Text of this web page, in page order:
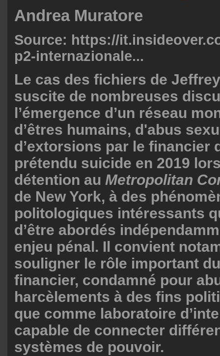
Andrea Muratore
Source: https://
p2-internazionale...
Le cas des fichiers de
suscite de nombreuses
l’émergence d’un réseau
d’êtres humains, d'abus
d’extorsions par le financier
prétendu suicide en 2019
détention au Metropolitan
de New York, à des
politologiques intéressants
d’être abordés
enjeu pénal. Il convient
souligner le rôle important
financier, condamné pour
harcèlements à des fins
que comme laboratoire
capable de connecter
systèmes de pouvoir.